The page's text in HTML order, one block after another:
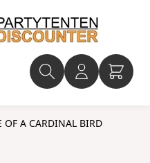
OF A CARDINAL BIRD